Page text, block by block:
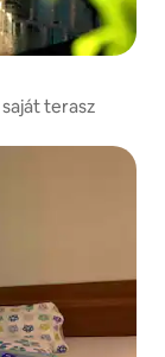
terasz